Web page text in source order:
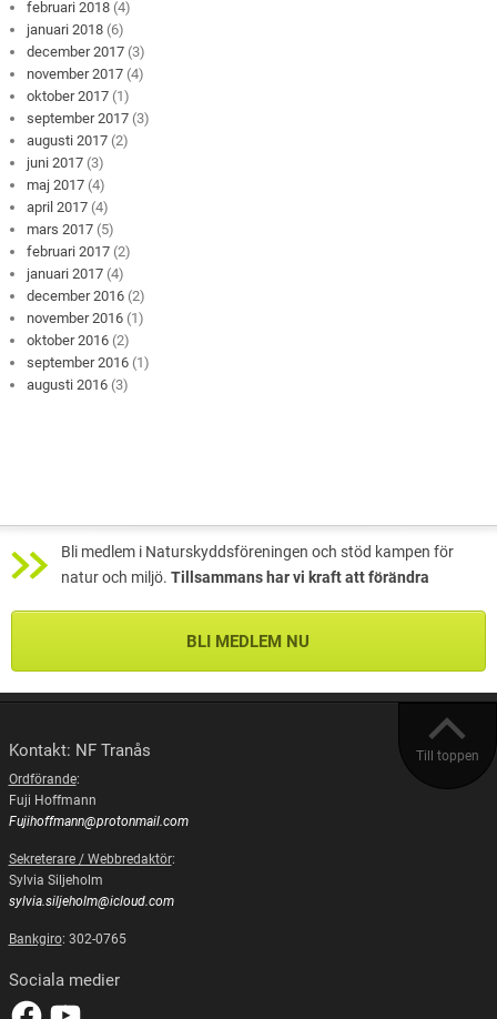
februari 2018 (4)
januari 2018 (6)
december 2017 (3)
november 2017 (4)
oktober 2017 (1)
september 2017 (3)
augusti 2017 (2)
juni 2017 (3)
maj 2017 (4)
april 2017 (4)
mars 2017 (5)
februari 2017 (2)
januari 2017 (4)
december 2016 (2)
november 2016 (1)
oktober 2016 (2)
september 2016 (1)
augusti 2016 (3)
Bli medlem i Naturskyddsföreningen och stöd kampen för
natur och miljö. Tillsammans har vi kraft att förändra
BLI MEDLEM NU
Till toppen
Kontakt: NF Tranås
Ordförande:
Fuji Hoffmann
Fujihoffmann@protonmail.com
Sekreterare / Webbredaktör:
Sylvia Siljeholm
sylvia.siljeholm@icloud.com
Bankgiro: 302-0765
Sociala medier